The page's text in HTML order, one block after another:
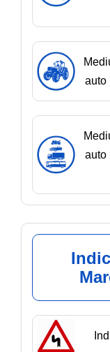
auto
auto